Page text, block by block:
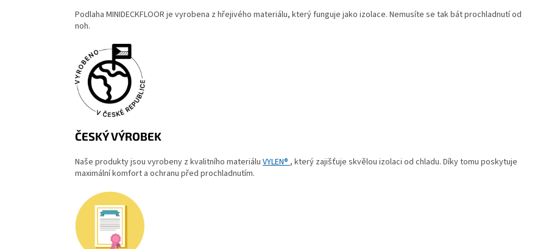
Podlaha MINIDECKFLOOR je vyrobena z hřejivého materiálu, který funguje jako izolace. Nemusíte se tak bát prochladnutí od
noh.
ČESKÝ VÝROBEK
Naše produkty jsou vyrobeny z kvalitního materiálu VYLEN®, který zajišťuje skvělou izolaci od chladu. Díky tomu poskytuje
maximální komfort a ochranu před prochladnutím.